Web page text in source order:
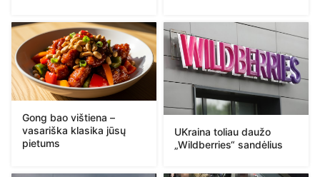
Gong bao vištiena –
vasariška klasika jūsų
pietums
UKraina toliau daužo
„Wildberries“ sandėlius